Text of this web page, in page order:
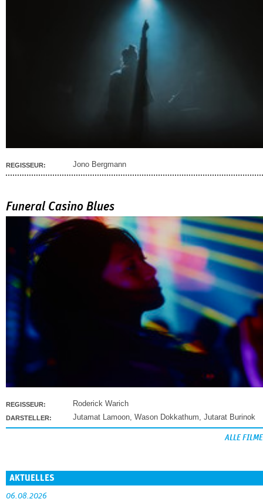
REGISSEUR: Jono Bergmann
Funeral Casino Blues
REGISSEUR: Roderick Warich
DARSTELLER: Jutamat Lamoon, Wason Dokkathum, Jutarat Burinok
ALLE FILME
AKTUELLES
06.08.2026